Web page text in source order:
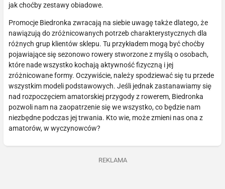
jak choćby zestawy obiadowe.
Promocje Biedronka zwracają na siebie uwagę także dlatego, że
nawiązują do zróżnicowanych potrzeb charakterystycznych dla
różnych grup klientów sklepu. Tu przykładem mogą być choćby
pojawiające się sezonowo rowery stworzone z myślą o osobach,
które nade wszystko kochają aktywność fizyczną i jej
zróżnicowane formy. Oczywiście, należy spodziewać się tu przede
wszystkim modeli podstawowych. Jeśli jednak zastanawiamy się
nad rozpoczęciem amatorskiej przygody z rowerem, Biedronka
pozwoli nam na zaopatrzenie się we wszystko, co będzie nam
niezbędne podczas jej trwania. Kto wie, może zmieni nas ona z
amatorów, w wyczynowców?
REKLAMA